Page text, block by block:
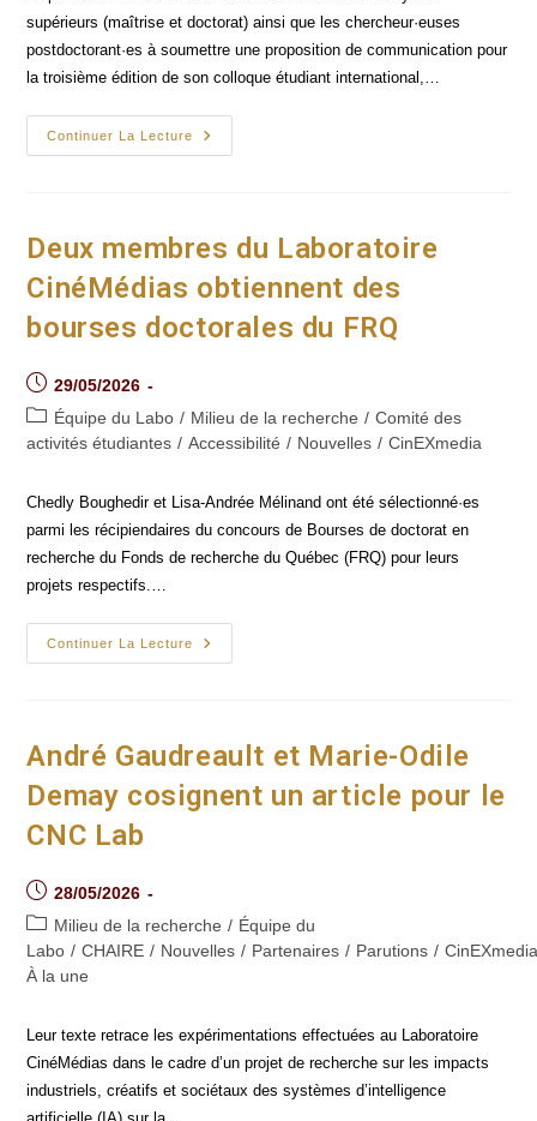
supérieurs (maîtrise et doctorat) ainsi que les chercheur·euses
postdoctorant·es à soumettre une proposition de communication pour
la troisième édition de son colloque étudiant international,…
Continuer La Lecture
Appel
À
International
Du
2026
Deux membres du Laboratoire
CinéMédias obtiennent des
bourses doctorales du FRQ
Post
published:
29/05/2026
Post
category:
Équipe du Labo / Milieu de la recherche / Comité des
activités étudiantes / Accessibilité / Nouvelles / CinEXmedia
Chedly Boughedir et Lisa-Andrée Mélinand ont été sélectionné·es
parmi les récipiendaires du concours de Bourses de doctorat en
recherche du Fonds de recherche du Québec (FRQ) pour leurs
projets respectifs.…
Continuer La Lecture
Deux
Membres
Bourses
Du FRQ
André Gaudreault et Marie-Odile
Demay cosignent un article pour le
CNC Lab
Post
published:
28/05/2026
Post
category:
Milieu de la recherche / Équipe du
Labo / CHAIRE / Nouvelles / Partenaires / Parutions /
À la une
Leur texte retrace les expérimentations effectuées au Laboratoire
CinéMédias dans le cadre d’un projet de recherche sur les impacts
industriels, créatifs et sociétaux des systèmes d’intelligence